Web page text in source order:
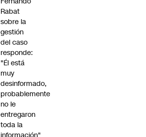
Rabat
sobre la
gestión
del caso
responde:
"Él está
muy
desinformado,
probablemente
no le
entregaron
toda la